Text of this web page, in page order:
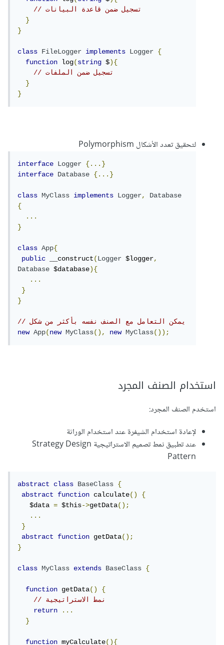
// تسجيل ضمن قاعدة البيانات
}
}
class FileLogger implements Logger
{
function log(string $){
// تسجيل ضمن الملفات
}
}
لتحقيق تعدد الأشكال Polymorphism
interface Logger
{...}
interface
Database {...}
class MyClass implements Logger,
Database
{
...
}
class App{
public
__construct(Logger $logger,
Database $database){
...
}
}
// يمكن التعامل مع الصنف نفسه بأكثر من شكل
new
App(new MyClass(), new MyClass());
استخدام الصنف المجرد
استخدم الصنف المجرد:
لإعادة استخدام الشيفرة عند استخدام الوراثة
عند تطبيق نمط تصميم الاستراتيجية Strategy Design
Pattern
abstract class BaseClass
{
abstract
function calculate()
{
   $data
= $this->getData();
...
}
abstract
function getData();
}
class MyClass extends BaseClass {
function getData()
{
// نمط الاستراتيجية
return
...
}
function myCalculate(){